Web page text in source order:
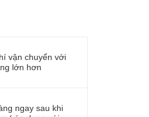
vận chuyển với
lớn hơn
ngay sau khi